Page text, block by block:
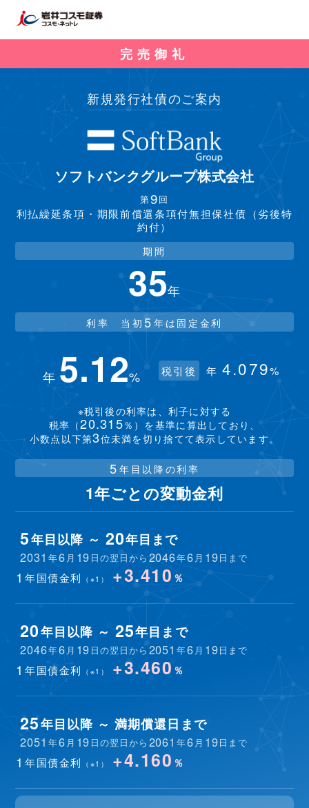
完売御礼
新規発行社債のご案内
ソフトバンクグループ株式会社
第9回
利払繰延条項・期限前償還条項付無担保社債（劣後特
約付）
期間
35年
利率 当初 5 年は固定金利
年 5.12% 税引後 年4.079%
※税引後の利率は、利子に対する
税率（20.315％）を基準に算出しており、
小数点以下第3位未満を切り捨てて表示しています。
5 年目以降の利率
1年ごとの変動金利
5年目以降 ～ 20年目まで
2031 年6 月 19 日の翌日から 2046年6 月 19日まで
1 年国債金利 （※1） +3.410 ％
20年目以降 ～ 25年目まで
2046年6 月 19 日の翌日から 2051 年6 月 19日まで
1 年国債金利 （※1） +3.460 ％
25年目以降 ～ 満期償還日まで
2051 年6 月 19 日の翌日から 2061 年6 月 19日まで
1 年国債金利 （※1） +4.160 ％